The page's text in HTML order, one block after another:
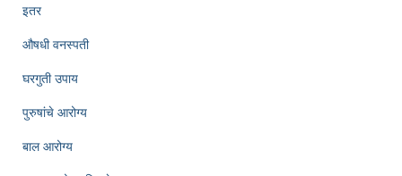
इतर
औषधी वनस्पती
घरगुती उपाय
पुरुषांचे आरोग्य
बाल आरोग्य